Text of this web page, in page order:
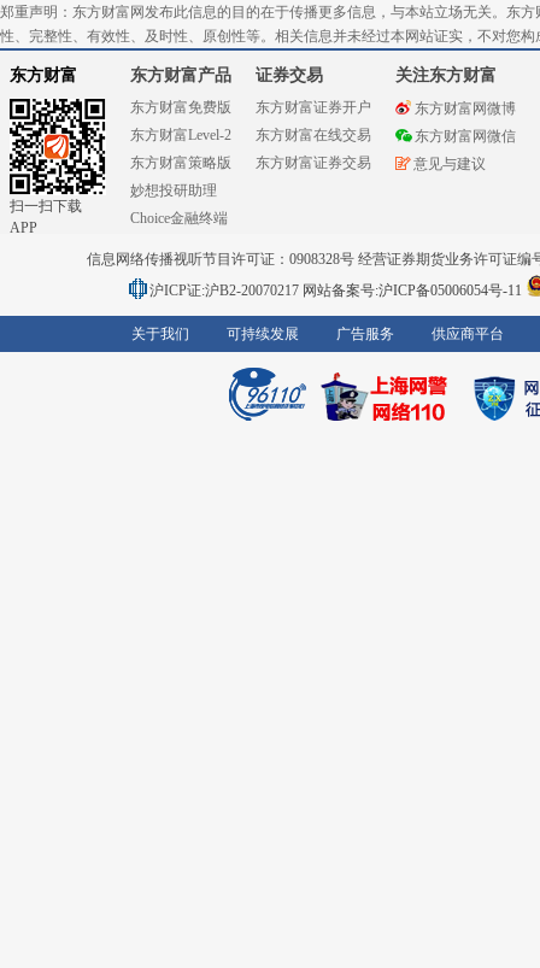
郑重声明：东方财富网发布此信息的目的在于传播更多信息，与本站立场无关。东
性、完整性、有效性、及时性、原创性等。相关信息并未经过本网站证实，不对您
东方财富
扫一扫下载
APP
东方财富产品
东方财富免费版
东方财富Level-2
东方财富策略版
妙想投研助理
Choice金融终端
证券交易
东方财富证券开户
东方财富在线交易
东方财富证券交易
关注东方财富
东方财富网微博
东方财富网微信
意见与建议
信息网络传播视听节目许可证：0908328号 经营证券期货业务许可证编
沪ICP证:沪B2-20070217 网站备案号:沪ICP备05006054号-11
关于我们 可持续发展 广告服务 供应商平台